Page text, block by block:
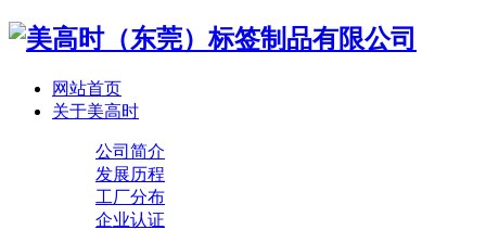
网站首页
关于美高时
公司简介
发展历程
工厂分布
企业认证